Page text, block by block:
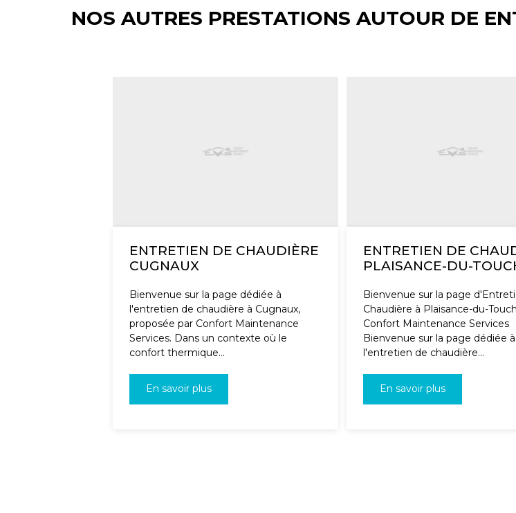
NOS AUTRES PRESTATIONS AUTOUR DE
ENTRETIEN DE CHAUDIÈRE
CUGNAUX
Bienvenue sur la page dédiée à
l'entretien de chaudière à Cugnaux,
proposée par Confort Maintenance
Services. Dans un contexte où le
confort thermique...
En savoir plus
ENTRETIEN DE
PLAISANCE-DU-
Bienvenue sur la page
Chaudière à Plaisance-du-
Confort Maintenance Services
Bienvenue sur la page dédiée à
l'entretien de chaudière...
En savoir plus